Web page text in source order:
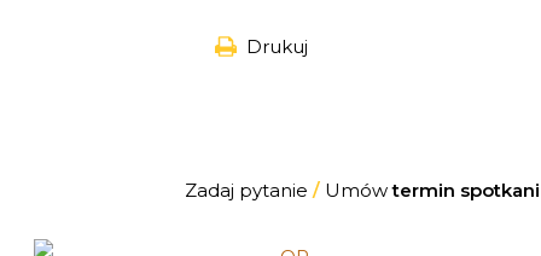
Drukuj
Zadaj pytanie /Umówtermin